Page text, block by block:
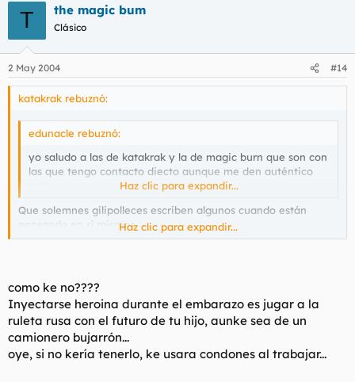
T the magic bum
Clásico
2 May 2004 #14
katakrak rebuznó:
edunacle rebuznó:
yo saludo a las de katakrak y la de magic burn que son con
las que tengo contacto diecto aunque me den auténtico
Haz clic para expandir...
Que solemnes gilipolleces escriben algunos cuando están
pensando en sí mismos.
"No ofende quien quiere, solo el que puede".
Haz clic para expandir...
como ke no????
Inyectarse heroina durante el embarazo es jugar a la
ruleta rusa con el futuro de tu hijo, aunke sea de un
camionero bujarrón...
oye, si no kería tenerlo, ke usara condones al trabajar...